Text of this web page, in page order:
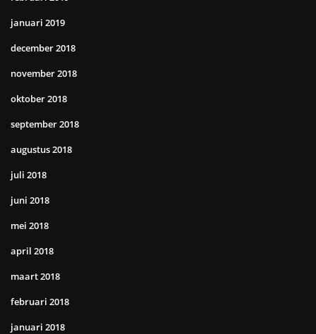
januari 2019
december 2018
november 2018
oktober 2018
september 2018
augustus 2018
juli 2018
juni 2018
mei 2018
april 2018
maart 2018
februari 2018
januari 2018